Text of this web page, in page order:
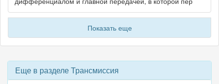
Показать еще
Еще в разделе Трансмиссия